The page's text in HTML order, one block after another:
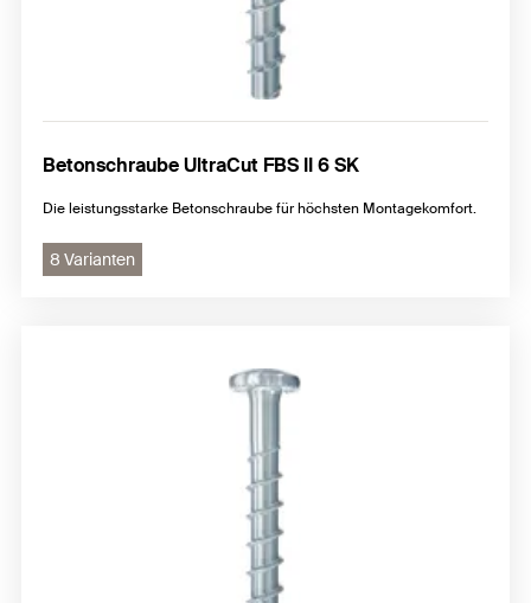
Betonschraube UltraCut FBS II 6 SK
Die leistungsstarke Betonschraube für höchsten Montagekomfort.
8 Varianten